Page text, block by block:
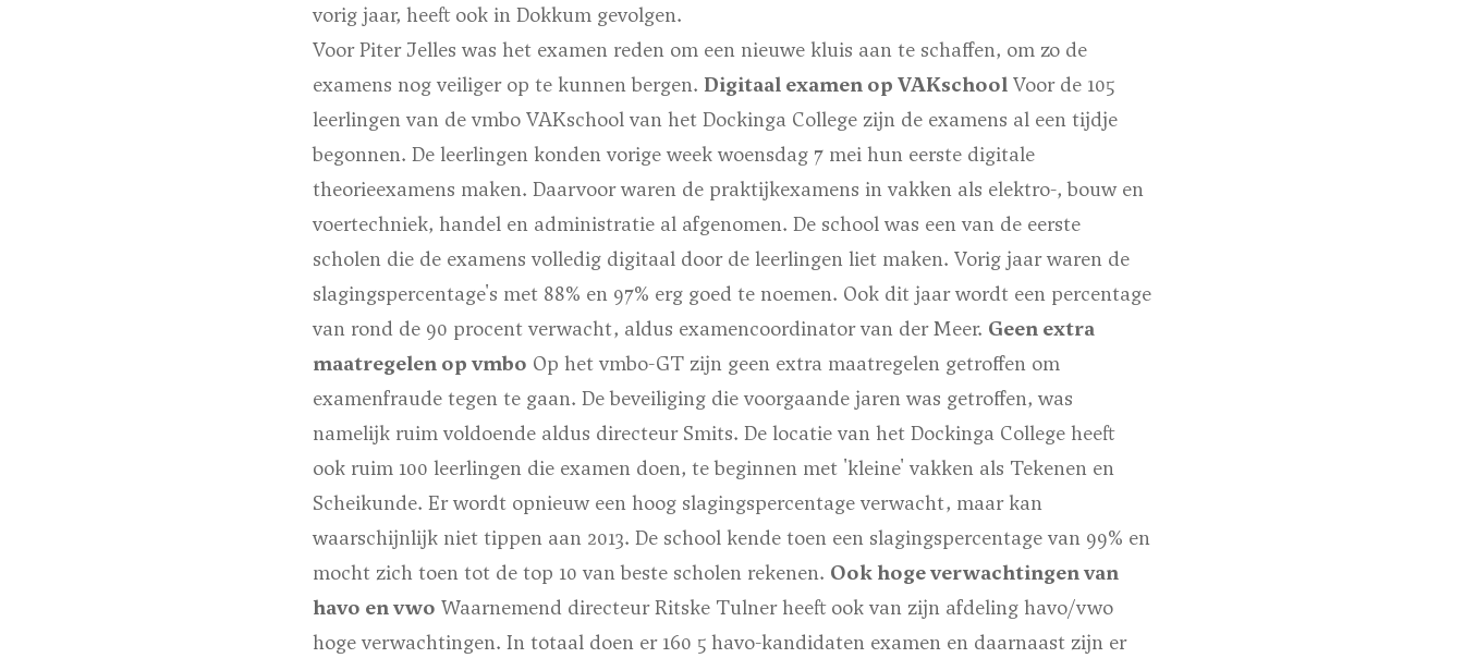
vorig jaar, heeft ook in Dokkum gevolgen.
Voor Piter Jelles was het examen reden om een nieuwe kluis aan te schaffen, om zo de
examens nog veiliger op te kunnen bergen. Digitaal examen op VAKschool Voor de 105
leerlingen van de vmbo VAKschool van het Dockinga College zijn de examens al een tijdje
begonnen. De leerlingen konden vorige week woensdag 7 mei hun eerste digitale
theorieexamens maken. Daarvoor waren de praktijkexamens in vakken als elektro-, bouw en
voertechniek, handel en administratie al afgenomen. De school was een van de eerste
scholen die de examens volledig digitaal door de leerlingen liet maken. Vorig jaar waren de
slagingspercentage's met 88% en 97% erg goed te noemen. Ook dit jaar wordt een percentage
van rond de 90 procent verwacht, aldus examencoordinator van der Meer. Geen extra
maatregelen op vmbo Op het vmbo-GT zijn geen extra maatregelen getroffen om
examenfraude tegen te gaan. De beveiliging die voorgaande jaren was getroffen, was
namelijk ruim voldoende aldus directeur Smits. De locatie van het Dockinga College heeft
ook ruim 100 leerlingen die examen doen, te beginnen met 'kleine' vakken als Tekenen en
Scheikunde. Er wordt opnieuw een hoog slagingspercentage verwacht, maar kan
waarschijnlijk niet tippen aan 2013. De school kende toen een slagingspercentage van 99% en
mocht zich toen tot de top 10 van beste scholen rekenen. Ook hoge verwachtingen van
havo en vwo Waarnemend directeur Ritske Tulner heeft ook van zijn afdeling havo/vwo
hoge verwachtingen. In totaal doen er 160 5 havo-kandidaten examen en daarnaast zijn er